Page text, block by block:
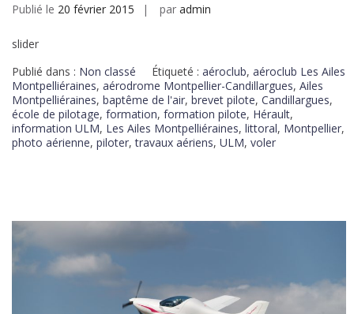
Publié le 20 février 2015 par admin
slider
Publié dans : Non classé Étiqueté : aéroclub, aéroclub Les Ailes
Montpelliéraines, aérodrome Montpellier-Candillargues, Ailes
Montpelliéraines, baptême de l'air, brevet pilote, Candillargues,
école de pilotage, formation, formation pilote, Hérault,
information ULM, Les Ailes Montpelliéraines, littoral, Montpellier,
photo aérienne, piloter,travaux aériens, ULM, voler